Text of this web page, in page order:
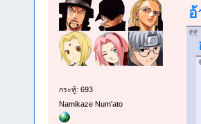
กระทู้: 693
Namikaze Num'ato
อ้